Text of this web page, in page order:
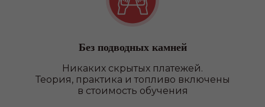
Без подводных камней
Никаких скрытых платежей.
Теория, практика и топливо включены
в стоимость обучения